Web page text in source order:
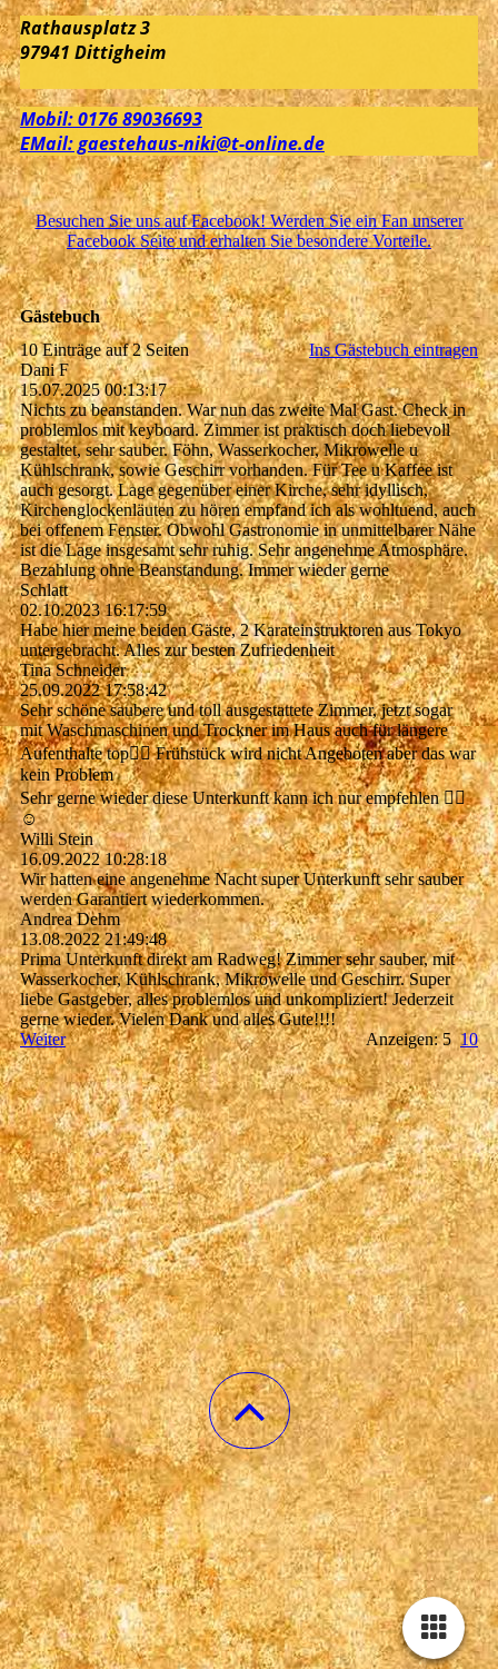
Rathausplatz 3
97941 Dittigheim
Mobil: 0176 89036693
EMail: gaestehaus-niki@t-online.de
Besuchen Sie uns auf Facebook! Werden Sie ein Fan unserer
Facebook Seite und erhalten Sie besondere Vorteile.
Gästebuch
10 Einträge auf 2 Seiten
Ins Gästebuch eintragen
Dani F
15.07.2025 00:13:17
Nichts zu beanstanden. War nun das zweite Mal Gast. Check in
problemlos mit keyboard. Zimmer ist praktisch doch liebevoll
gestaltet, sehr sauber. Föhn, Wasserkocher, Mikrowelle u
Kühlschrank, sowie Geschirr vorhanden. Für Tee u Kaffee ist
auch gesorgt. Lage gegenüber einer Kirche, sehr idyllisch,
Kirchenglockenläuten zu hören empfand ich als wohltuend, auch
bei offenem Fenster. Obwohl Gastronomie in unmittelbarer Nähe
ist die Lage insgesamt sehr ruhig. Sehr angenehme Atmosphäre.
Bezahlung ohne Beanstandung. Immer wieder gerne
Schlatt
02.10.2023 16:17:59
Habe hier meine beiden Gäste, 2 Karateinstruktoren aus Tokyo
untergebracht. Alles zur besten Zufriedenheit
Tina Schneider
25.09.2022 17:58:42
Sehr schöne saubere und toll ausgestattete Zimmer, jetzt sogar
mit Waschmaschinen und Trockner im Haus auch für längere
Aufenthalte top👍🏻 Frühstück wird nicht Angeboten aber das war
kein Problem
Sehr gerne wieder diese Unterkunft kann ich nur empfehlen 👍🏻
☺️
Willi Stein
16.09.2022 10:28:18
Wir hatten eine angenehme Nacht super Unterkunft sehr sauber
werden Garantiert wiederkommen.
Andrea Dehm
13.08.2022 21:49:48
Prima Unterkunft direkt am Radweg! Zimmer sehr sauber, mit
Wasserkocher, Kühlschrank, Mikrowelle und Geschirr. Super
liebe Gastgeber, alles problemlos und unkompliziert! Jederzeit
gerne wieder. Vielen Dank und alles Gute!!!!
Weiter
Anzeigen: 510